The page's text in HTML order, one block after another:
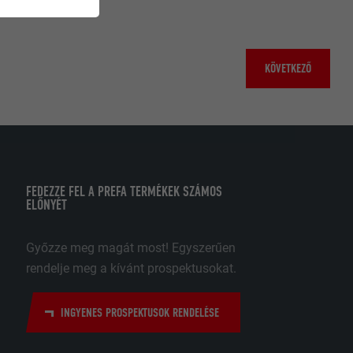
KÖVETKEZŐ
FEDEZZE FEL A PREFA TERMÉKEK SZÁMOS
ELŐNYÉT
Győzze meg magát most! Egyszerűen
rendelje meg a kívánt prospektusokat.
INGYENES PROSPEKTUSOK RENDELÉSE
hogyan
fel
elfogadják,
manuális